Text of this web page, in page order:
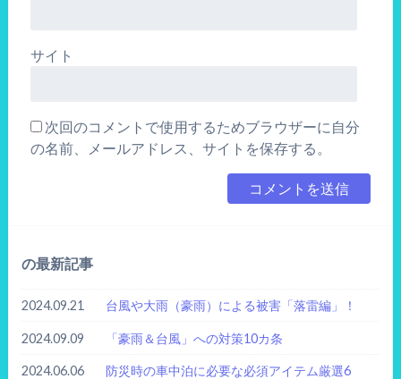
サイト
次回のコメントで使用するためブラウザーに自分
の名前、メールアドレス、サイトを保存する。
の最新記事
2024.09.21 台風や大雨（豪雨）による被害「落雷編」！
2024.09.09 「豪雨＆台風」への対策10カ条
2024.06.06
防災時の車中泊に必要な必須アイテム厳選6